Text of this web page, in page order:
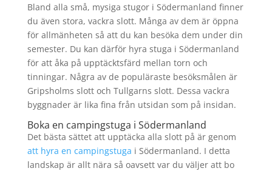
Bland alla små, mysiga stugor i Södermanland finner
du även stora, vackra slott. Många av dem är öppna
för allmänheten så att du kan besöka dem under din
semester. Du kan därför hyra stuga i Södermanland
för att åka på upptäcktsfärd mellan torn och
tinningar. Några av de populäraste besöksmålen är
Gripsholms slott och Tullgarns slott. Dessa vackra
byggnader är lika fina från utsidan som på insidan.
Boka en campingstuga i Södermanland
Det bästa sättet att upptäcka alla slott på är genom
att hyra en campingstuga i Södermanland. I detta
landskap är allt nära så oavsett var du väljer att bo